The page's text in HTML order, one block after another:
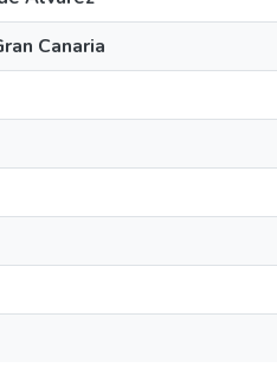
Canaria